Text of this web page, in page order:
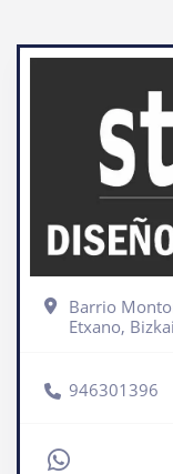
Barrio
Etxano,
946301396